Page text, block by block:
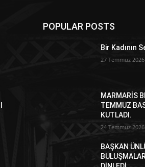
POPULAR POSTS
Bir Kadının
27 Temmuz 2026
MARMARİS
TEMMUZ
KUTLADI.
24 Temmuz 2026
BAŞKAN